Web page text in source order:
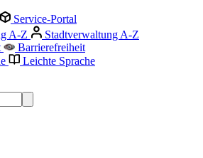
Service-Portal
A-Z
Stadtverwaltung A-Z
Barrierefreiheit
Leichte Sprache